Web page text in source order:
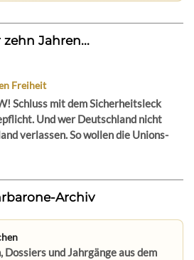
zehn Jahren...
Freiheit
Schluss mit dem Sicherheitsleck
Und wer Deutschland nicht
verlassen. So wollen die Unions-
Archiv
Dossiers und Jahrgänge aus dem